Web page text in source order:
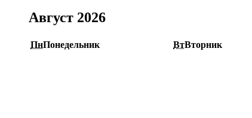
Август 2026
ПнПонедельник ВтВторник